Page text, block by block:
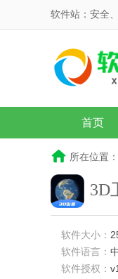
软件站：安全
首页
所在位置：
3D
软件大小：
软件语言：
软件授权：